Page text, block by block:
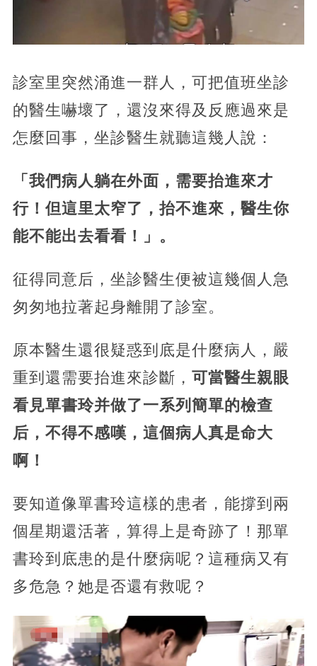
診室里突然涌進一群人，可把值班坐診
的醫生嚇壞了，還沒來得及反應過來是
怎麼回事，坐診醫生就聽這幾人說：
「我們病人躺在外面，需要抬進來才
行！但這里太窄了，抬不進來，醫生你
能不能出去看看！」。
征得同意后，坐診醫生便被這幾個人急
匆匆地拉著起身離開了診室。
原本醫生還很疑惑到底是什麼病人，嚴
重到還需要抬進來診斷， 可當醫生親眼
看見單書玲并做了一系列簡單的檢查
后，不得不感嘆，這個病人真是命大
啊！
要知道像單書玲這樣的患者，能撐到兩
個星期還活著，算得上是奇跡了！那單
書玲到底患的是什麼病呢？這種病又有
多危急？她是否還有救呢？